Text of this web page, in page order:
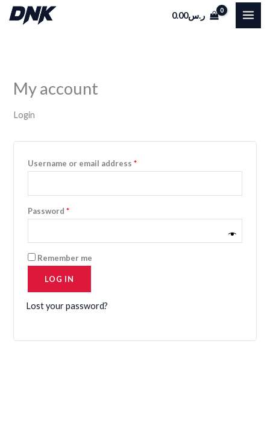
Skip
ر.س0.00
My account
Login
Username or email address*
Password*
Remember me
LOG IN
Lost your password?